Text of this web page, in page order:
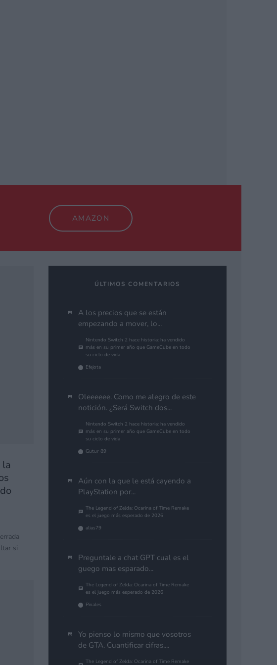
AMAZON
si
ÚLTIMOS COMENTARIOS
A los precios que se están
empezando a mover, lo...
Nintendo Switch 2 hace historia: ha vendido
más en su primer año que GameCube en todo
su ciclo de vida
Efejota
Oleeeeee. Como me alegro de este
notición. ¿Será Switch dos...
Nintendo Switch 2 hace historia: ha vendido
más en su primer año que GameCube en todo
su ciclo de vida
Gutur 89
Aún con la que le está cayendo a
PlayStation por...
The Legend of Zelda: Ocarina of Time Remake
es el juego más esperado de 2026
alias79
Preguntale a chat GPT cual es el
guego mas esparado...
The Legend of Zelda: Ocarina of Time Remake
es el juego más esperado de 2026
Pinales
Yo pienso lo mismo que vosotros
de GTA. Cuantificar cifras....
The Legend of Zelda: Ocarina of Time Remake